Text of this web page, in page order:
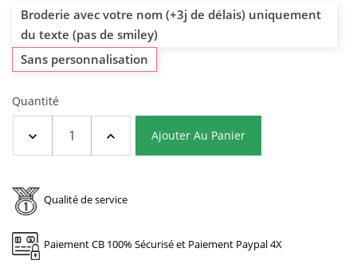
Broderie avec votre nom (+3j de délais) uniquement
du texte (pas de smiley)
Sans personnalisation
Quantité
Ajouter Au Panier
Qualité de service
Paiement CB 100% Sécurisé et Paiement Paypal 4X